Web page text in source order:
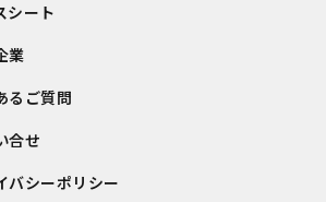
シート
業
るご質問
合せ
バシーポリシー